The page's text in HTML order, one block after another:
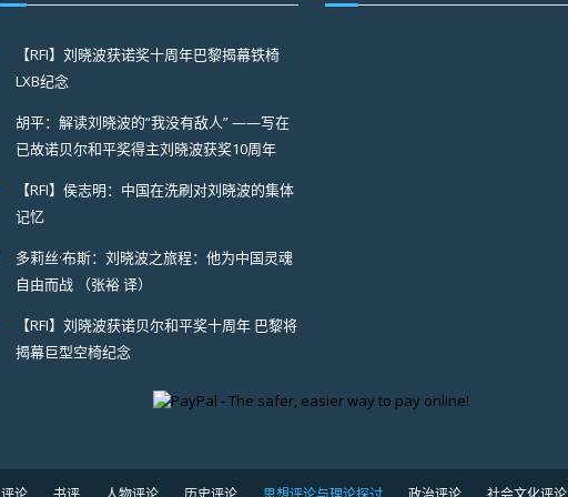
【RFI】刘晓波获诺奖十周年巴黎揭幕铁椅
LXB纪念
胡平：解读刘晓波的“我没有敌人” ——写在
已故诺贝尔和平奖得主刘晓波获奖10周年
【RFI】侯志明：中国在洗刷对刘晓波的集体
记忆
多莉丝·布斯：刘晓波之旅程：他为中国灵魂
自由而战 （张裕 译）
【RFI】刘晓波获诺贝尔和平奖十周年 巴黎将
揭幕巨型空椅纪念